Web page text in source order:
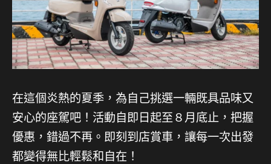
在這個炎熱的夏季，為自己挑選一輛既具品味又
安心的座駕吧！活動自即日起至８月底止，把握
優惠，錯過不再。即刻到店賞車，讓每一次出發
都變得無比輕鬆和自在！